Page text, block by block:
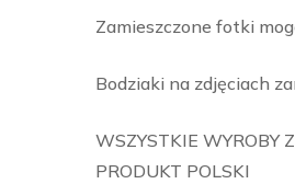
Zamieszczone fotki
Bodziaki na zdjęciach
WSZYSTKIE WYROBY
PRODUKT POLSKI